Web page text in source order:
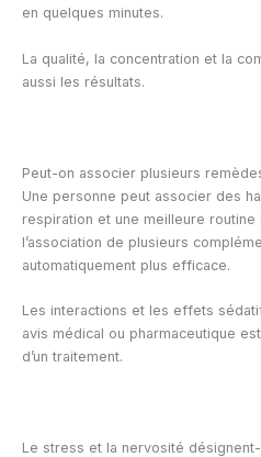
en quelques minutes.
La qualité, la concentration et la
aussi les résultats.
Peut-on associer plusieurs
Une personne peut associer des
respiration et une meilleure routine
l’association de plusieurs
automatiquement plus efficace.
Les interactions et les effets
avis médical ou pharmaceutique
d’un traitement.
Le stress et la nervosité